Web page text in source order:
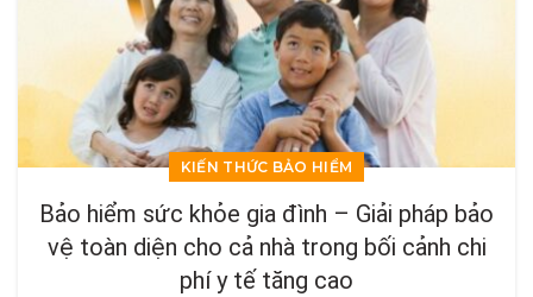
KIẾN THỨC BẢO HIỂM
Bảo hiểm sức khỏe gia đình – Giải pháp bảo
vệ toàn diện cho cả nhà trong bối cảnh chi
phí y tế tăng cao